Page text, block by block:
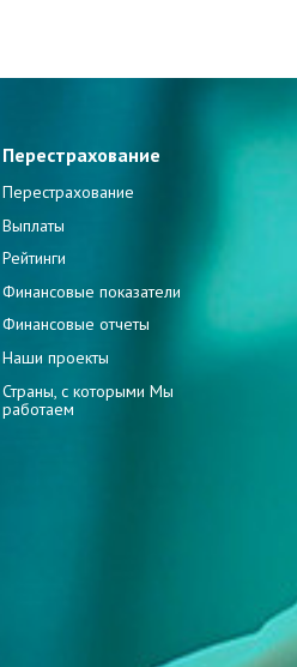
Перестрахование
Перестрахование
Выплаты
Рейтинги
Финансовые показатели
Финансовые отчеты
Наши проекты
Страны, с которыми Мы
работаем